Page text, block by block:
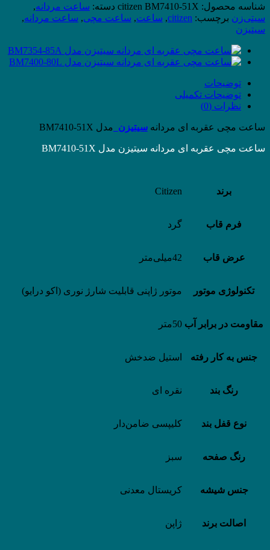
شناسه محصول: citizen BM7410-51X دسته: ساعت مردانه,
سیتی‌زن برچسب: citizen
, ساعت, ساعت مچی, ساعت مردانه,
سیتیزن
توضیحات
توضیحات تکمیلی
نظرات (0)
ساعت مچی عقربه ای مردانه سیتیزن مدل BM7410-51X
ساعت مچی عقربه ای مردانه سیتیزن مدل BM7410-51X
برند Citizen
فرم قاب گرد
عرض قاب 42میلی‌متر
تکنولوژی موتور موتور ژاپنی قابلیت شارژ نوری (اکو درایو)
مقاومت در برابر آب 50متر
جنس به کار رفته استیل ضدخش
رنگ بند نقره ای
نوع قفل بند کلیپسی ضامن‌دار
رنگ صفحه سبز
جنس شیشه کریستال معدنی
اصالت برند ژاپن